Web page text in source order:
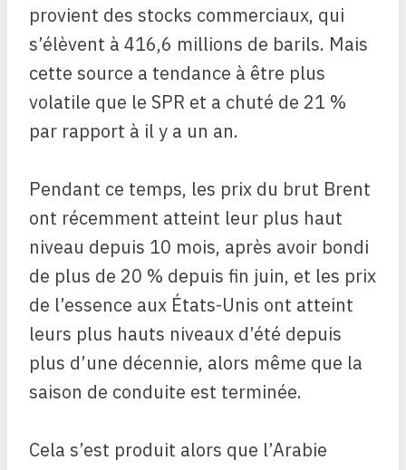
provient des stocks commerciaux, qui
s’élèvent à 416,6 millions de barils. Mais
cette source a tendance à être plus
volatile que le SPR et a chuté de 21 %
par rapport à il y a un an.
Pendant ce temps, les prix du brut Brent
ont récemment atteint leur plus haut
niveau depuis 10 mois, après avoir bondi
de plus de 20 % depuis fin juin, et les prix
de l’essence aux États-Unis ont atteint
leurs plus hauts niveaux d’été depuis
plus d’une décennie, alors même que la
saison de conduite est terminée.
Cela s’est produit alors que l’Arabie